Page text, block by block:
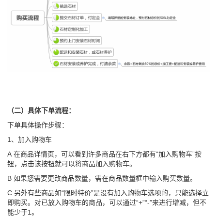
（二）具体下单流程：
下单具体操作步骤：
1、加入购物车
A 在商品详情页，可以看到许多商品在右下方都有“加入购物车”按
钮，点击该按钮就可以将商品加入购物车。
B 如果您需要更改商品数量，需在商品数量框中输入购买数量。
C 另外有些商品如“限时特价”是没有加入购物车选项的，只能选择立
即购买。对已放入购物车的商品，可以通过“+”“-”来进行增减，但不
能少于1。